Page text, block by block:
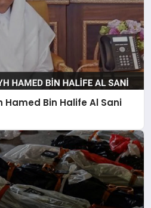
Hamed Bin Halife Al Sani